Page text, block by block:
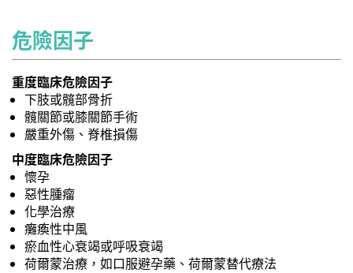
危險因子
重度臨床危險因子
下肢或髖部骨折
髖關節或膝關節手術
嚴重外傷、脊椎損傷
中度臨床危險因子
懷孕
惡性腫瘤
化學治療
癱瘓性中風
瘀血性心衰竭或呼吸衰竭
荷爾蒙治療，如口服避孕藥、荷爾蒙替代療法